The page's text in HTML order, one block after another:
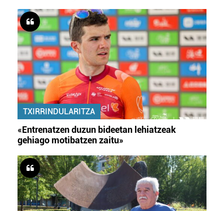
TXIRRINDULARITZA
«Entrenatzen duzun bideetan lehiatzeak
gehiago motibatzen zaitu»